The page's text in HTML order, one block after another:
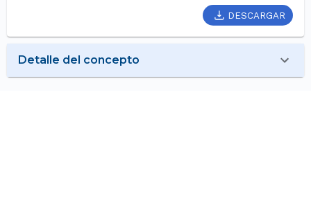
DESCARGAR
Detalle del concepto